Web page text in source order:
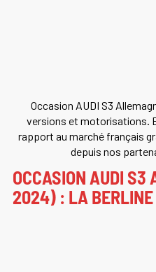
Occasion AUDI S3
versions et motorisations.
rapport au marché français
depuis nos
OCCASION AUDI
2024) : LA BERLINE